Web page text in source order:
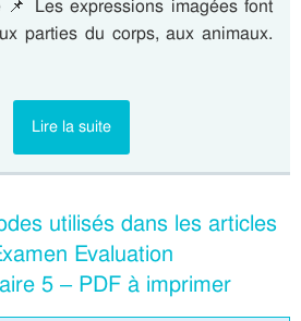
Les expressions imagées font
parties du corps, aux animaux.
Lire la suite
utilisés dans les articles
Evaluation
5 – PDF à imprimer